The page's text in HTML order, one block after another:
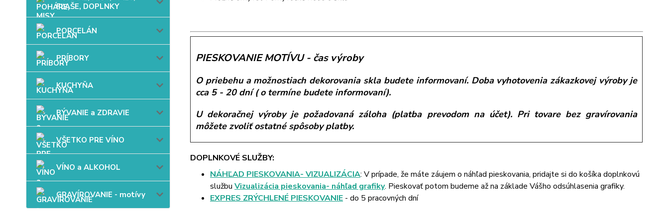
FĽAŠE, DOPLNKY
PORCELÁN
PRÍBORY
KUCHYŇA
BÝVANIE a ZDRAVIE
VŠETKO PRE VÍNO
VÍNO a ALKOHOL
GRAVÍROVANIE - motívy
PIESKOVANIE MOTÍVU - čas výroby
O priebehu a možnostiach dekorovania skla budete informovaní. Doba vyhotovenia zákazkovej výroby je
cca 5 - 20 dní ( o termíne budete informovaní).
U dekoračnej výroby je požadovaná záloha (platba prevodom na účet). Pri tovare bez gravírovania
môžete zvoliť ostatné spôsoby platby.
DOPLNKOVÉ SLUŽBY:
NÁHĽAD PIESKOVANIA- VIZUALIZÁCIA: V prípade, že máte záujem o náhľad pieskovania, pridajte si do košíka doplnkovú
službu Vizualizácia pieskovania- náhľad grafiky. Pieskovať potom budeme až na základe Vášho odsúhlasenia grafiky.
EXPRES ZRÝCHLENÉ PIESKOVANIE- do 5 pracovných dní